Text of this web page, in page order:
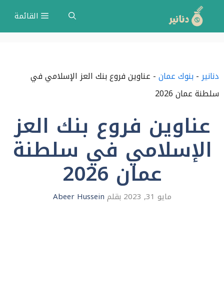
انتقل
إلى
القائمة
دنانير-بنوك عمان- عناوين فروع بنك العز الإسلامي في
سلطنة عمان 2026
عناوين فروع بنك العز
الإسلامي في سلطنة
عمان 2026
مايو 31, 2023 بقلم Abeer Hussein